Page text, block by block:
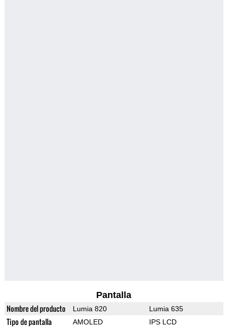
Pantalla
Nombre del producto Lumia 820 Lumia 635
Tipo de pantalla AMOLED IPS LCD